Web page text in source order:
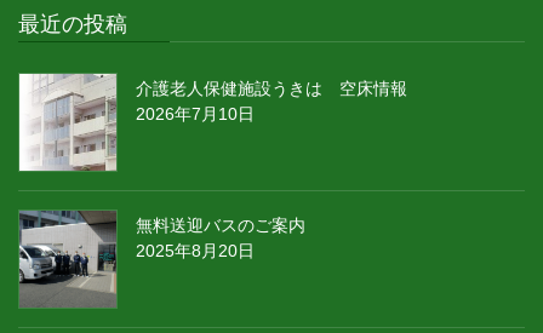
最近の投稿
介護老人保健施設うきは 空床情報
2026年7月10日
無料送迎バスのご案内
2025年8月20日